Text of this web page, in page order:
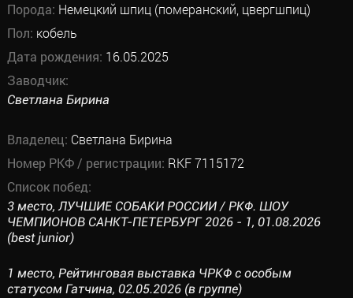
Порода: Немецкий шпиц (померанский, цвергшпиц)
Пол: кобель
Дата рождения: 16.05.2025
Заводчик:
Светлана Бирина
Владелец: Светлана Бирина
Номер РКФ / регистрации: RKF 7115172
Список побед:
3 место, ЛУЧШИЕ СОБАКИ РОССИИ / РКФ. ШОУ
ЧЕМПИОНОВ САНКТ-ПЕТЕРБУРГ 2026 - 1, 01.08.2026
(best junior)
1 место, Рейтинговая выставка ЧРКФ с особым
статусом Гатчина, 02.05.2026 (в группе)